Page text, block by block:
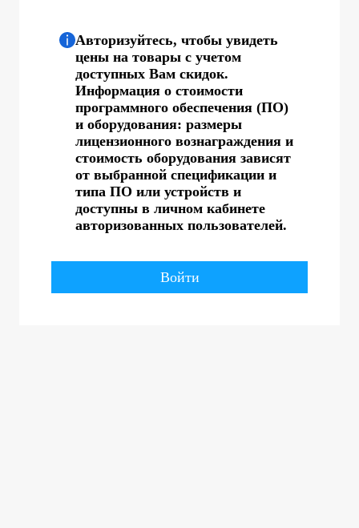
Авторизуйтесь, чтобы увидеть
цены на товары с учетом
доступных Вам скидок.
Информация о стоимости
программного обеспечения (ПО)
и оборудования: размеры
лицензионного вознаграждения и
стоимость оборудования зависят
от выбранной спецификации и
типа ПО или устройств и
доступны в личном кабинете
авторизованных пользователей.
Войти